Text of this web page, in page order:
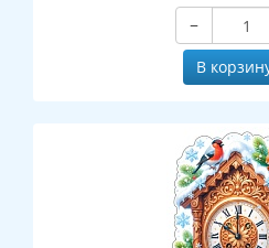
−
В